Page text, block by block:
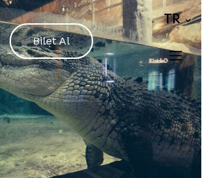
Bilet Al
TR